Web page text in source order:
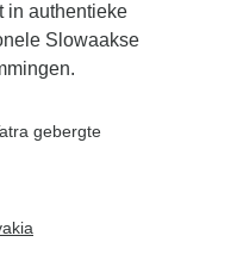
in authentieke
Slowaakse
gebergte